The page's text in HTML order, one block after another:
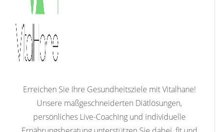
Erreichen Sie Ihre Gesundheitsziele mit Vitalhane!
Unsere maßgeschneiderten Diätlösungen,
persönliches Live-Coaching und individuelle